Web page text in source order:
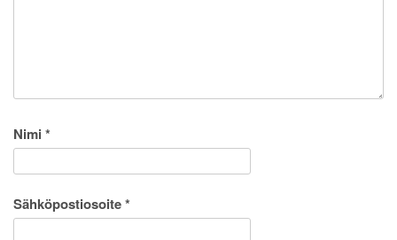
Nimi *
Sähköpostiosoite*